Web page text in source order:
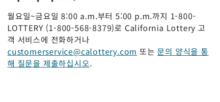
월요일~금요일 8:00 a.m.부터 5:00 p.m.까지 1-800-
LOTTERY (1-800-568-8379)로 California Lottery 고
객 서비스에 전화하거나
customerservice@calottery.com 또는문의 양식을 통
해 질문을 제출하십시오.